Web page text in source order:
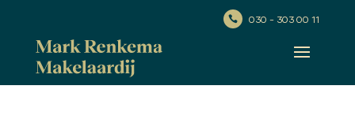
 030 - 303 00 11